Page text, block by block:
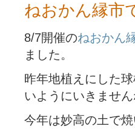
ねおかん縁市
8/7開催のねおかん
ました。
昨年地植えにした
いようにいきません
今年は妙高の土で